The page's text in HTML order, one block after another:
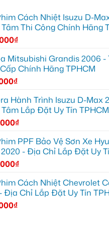
Cách Nhiệt Isuzu D-
Thi Công Chính Hãng
₫
Mitsubishi Grandis 2006 -
Chính Hãng TPHCM
₫
Hành Trình Isuzu D-Max
Lắp Đặt Uy Tín TPHCM
₫
PPF Bảo Vệ Sơn Xe
- Địa Chỉ Lắp Đặt Uy
₫
Cách Nhiệt Chevrolet
Địa Chỉ Lắp Đặt Uy Tín
₫